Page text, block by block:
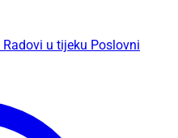
Radovi u tijeku Poslovni